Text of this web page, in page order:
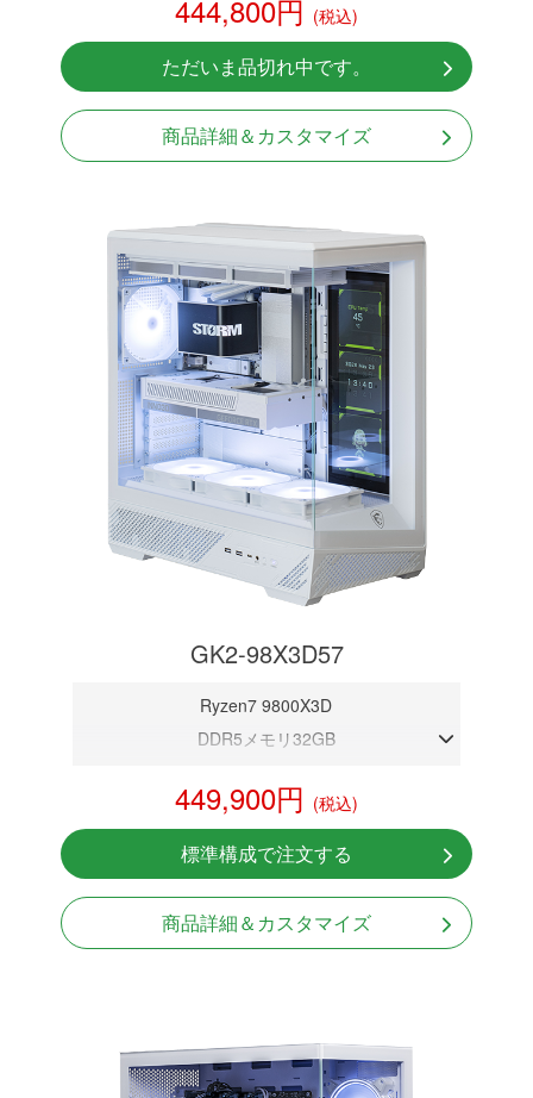
RTX 5070Ti 16GB
NVMeSSD 1TB
無線LAN Bluetooth対応
Windows11 Home 64bit
444,800円 (税込)
ただいま品切れ中です。
商品詳細＆カスタマイズ
GK2-98X3D57
Ryzen7 9800X3D
DDR5メモリ32GB
NVMeSSD 1TB
無線LAN Bluetooth対応
Windows11 Home 64bit
LCDスクリーン搭載
449,900円 (税込)
標準構成で注文する
商品詳細＆カスタマイズ